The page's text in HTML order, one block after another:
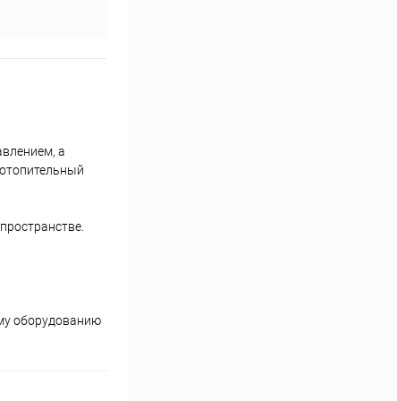
а
оборудованию